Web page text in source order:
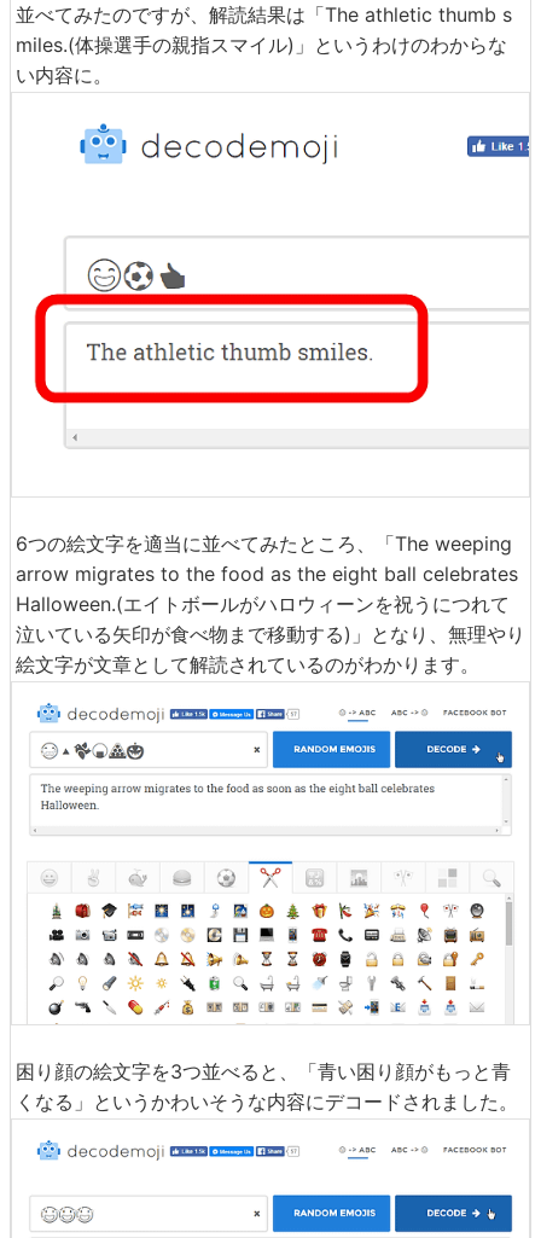
並べてみたのですが、解読結果は「The athletic thumb s
miles.(体操選手の親指スマイル)」というわけのわからな
い内容に。
6つの絵文字を適当に並べてみたところ、「The weeping
arrow migrates to the food as the eight ball celebrates
Halloween.(エイトボールがハロウィーンを祝うにつれて
泣いている矢印が食べ物まで移動する)」となり、無理やり
絵文字が文章として解読されているのがわかります。
困り顔の絵文字を3つ並べると、「青い困り顔がもっと青
くなる」というかわいそうな内容にデコードされました。